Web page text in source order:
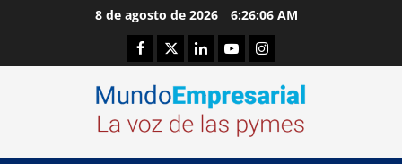
8 de agosto de 2026 6:26:06 AM
Facebook
TwitterLinkedinYoutubeInstagram